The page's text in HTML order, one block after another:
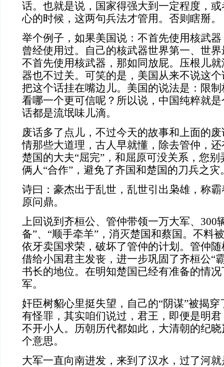
话。也就是说，国家得强大到一定程度，
心的时候，这两句兵法才管用。否则瞎掰。
举个例子，如果美国说：不首先使用核武
曾经使用过。自己的核武器世界第一、世
不首先使用核武器，那如同放屁。压根儿
器也不过关。可笑的是，美国从来不说这
把这个话挂在嘴边儿。美国的说法是：限
看哪一个更可信呢？所以说，中国纯粹就
话都是流氓味儿滴。
废话多了点儿，不过今天的故事和上面的
情那些大道理，古人早就懂，除去管仲，
楚国的大夫“屈完”，和屈原可没关系，您
俩人“合作”，避免了齐国和楚国的刀兵之灾
诗曰：豪杰出于乱世，乱世引出枭雄，称
原问鼎。
上回说到齐桓公、管仲带领一万大军、300
备”、“顺手牵羊”，消灭楚国和蔡国。不料
依牙卖国求荣，破坏了管仲的计划。管仲
借给小国君主发丧，进一步巩固了齐桓公“
书长的地位。在明知楚国已经有准备的情
军。
奸臣树貂心里挺失望，自己的“阴谋”被揭
有怪罪，其实咱们说过，君王，即便是明
不开小人。历朝历代都如此，大清朝的纪
个意思。
大军一直向南进发，来到了汉水，过了河